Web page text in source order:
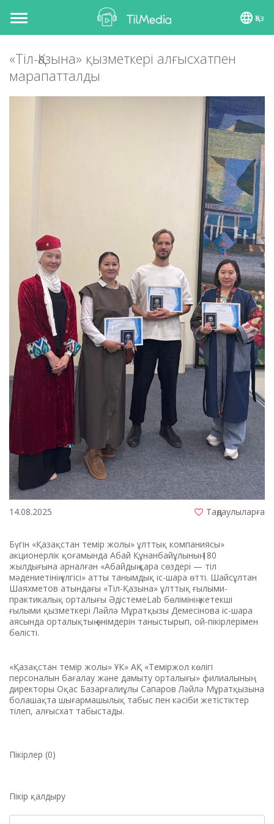
Toggle
navigation
Қаз
«Тіл-Қазына» қызметкері алғысхатпен
марапатталды
14.08.2025 Таңдаулыларға
Бүгін «Қазақстан темір жолы» ұлттық компаниясы»
акционерлік қоғамында Абай Құнанбайұлының 180
жылдығына арналған «Абайдың қара сөздері — тіл
мәдениетінің үлгісі» атты танымдық іс-шара өтті. Шайсұлтан
Шаяхметов атындағы «Тіл-Қазына» ұлттық ғылыми-
практикалық орталығы ӘдістемеLab бөлімінің жетекші
ғылыми қызметкері Ләйлә Мұратқызы Демесінова іс-шара
аясында орталықтың өнімдерін таныстырып, ой-пікірлерімен
бөлісті.
«Қазақстан темір жолы» ҰК» АҚ «Теміржол көлігі
персоналын бағалау және дамыту орталығы» филиалының
директоры Оқас Базарғалиұлы Сапаров Ләйлә Мұратқызына
болашақта шығармашылық табыс пен кәсіби жетістіктер
тілеп, алғысхат табыстады.
Пікірлер (0)
Пікір қалдыру